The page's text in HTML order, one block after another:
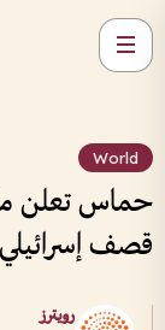
World
حماس تعلن
قصف إسرائيلي
رويترز